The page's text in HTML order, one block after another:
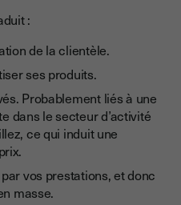
:
de la clientèle.
ses produits.
Probablement liés à une
dans le secteur d’activité
ce qui induit une
vos prestations, et donc
masse.